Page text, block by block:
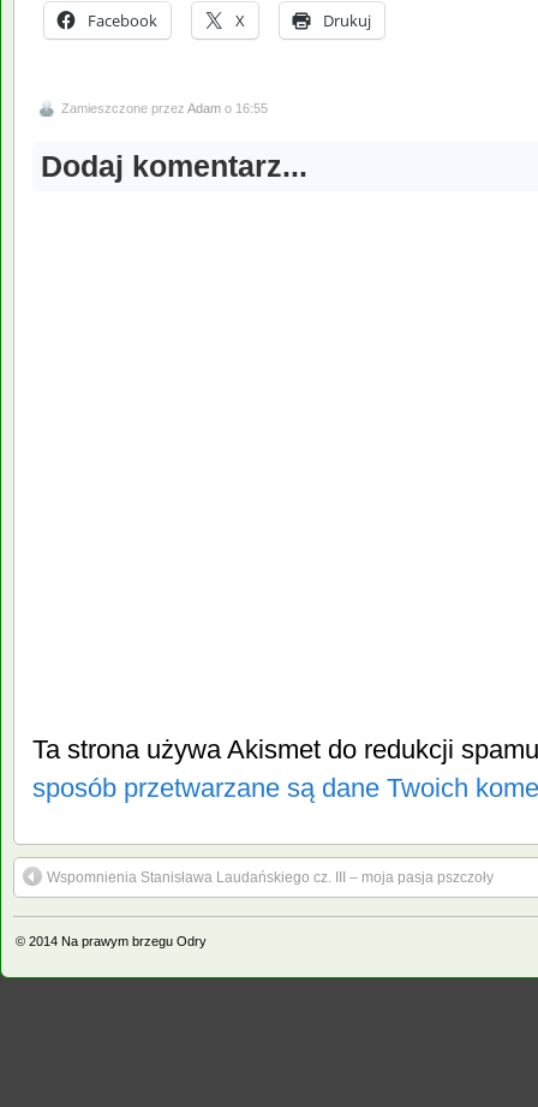
Facebook X Drukuj
Zamieszczone przez Adam o 16:55
Dodaj komentarz...
Ta strona używa Akismet do redukcji
sposób przetwarzane są dane Twoich
Wspomnienia Stanisława Laudańskiego cz. III – moja pasja pszczoły
© 2014 Na prawym brzegu Odry